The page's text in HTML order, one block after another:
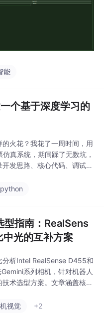
能
个基于深度学习的
火花？我花了一周时间，用
真系统，期间踩了无数坑，
发思路、核心代码、调试过
型指南：RealSens
光的互补方案
分析Intel RealSense D455和
系列相机，针对机器人
术选型方案。文章涵盖核心
的视觉感知系统。
视觉 +2